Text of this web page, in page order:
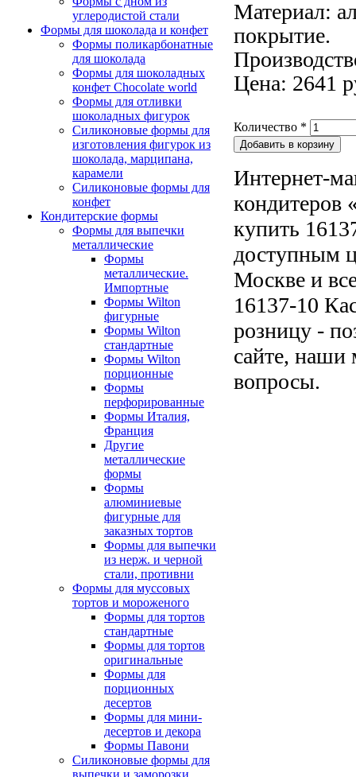
углеродистой стали
Формы для шоколада и конфет
Формы поликарбонатные
для шоколада
Формы для шоколадных
конфет Сhocolate world
Формы для отливки
шоколадных фигурок
Силиконовые формы для
изготовления фигурок из
шоколада, марципана,
карамели
Силиконовые формы для
конфет
Кондитерские формы
Формы для выпечки
металлические
Формы
металлические.
Импортные
Формы Wilton
фигурные
Формы Wilton
стандартные
Формы Wilton
порционные
Формы
перфорированные
Формы Италия,
Франция
Другие
металлические
формы
Формы
алюминиевые
фигурные для
заказных тортов
Формы для выпечки
из нерж. и черной
стали, противни
Формы для муссовых
тортов и мороженого
Формы для тортов
стандартные
Формы для тортов
оригинальные
Формы для
порционных
десертов
Формы для мини-
десертов и декора
Формы Павони
Силиконовые формы для
выпечки и заморозки
Материал:
покрытие.
Цена: 2641
Количество *
Интернет-
кондитеров
купить
доступным
Москве и
16137-10
розницу -
сайте, наши
вопросы.